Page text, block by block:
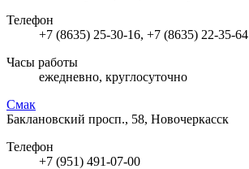
Телефон
+7 (8635) 25-30-16, +7 (8635) 22-35-64
Часы работы
ежедневно, круглосуточно
Смак
Баклановский просп., 58, Новочеркасск
Телефон
+7 (951) 491-07-00